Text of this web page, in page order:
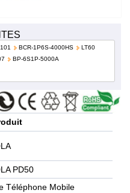
BCR-1P6S-4000HS
LT60
BP-6S1P-5000A
PD50
Téléphone Mobile